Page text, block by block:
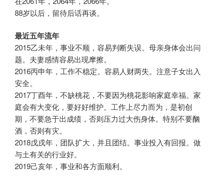
88岁以后，留待后话再谈。
最近五年流年
2015乙未年，事业不顺，容易判断失误。母亲身体会出问
题。夫妻感情容易出现摩擦。
2016丙申年，工作不稳定。容易人财两失。注意子女出入
安全。
2017丁酉年，不缺桃花，不要因为桃花影响家庭幸福。家
庭会有大变化，要好好维护。工作上尽力而为，是初创
期，不要急于出成绩，否则压力过大伤身体。特别不要酗
酒，否则有灾。
2018戊戌年，团队扩大，并且团结。事业投入有回报。做
与土有关的行业好。
2019己亥年，事业和各方面顺利。